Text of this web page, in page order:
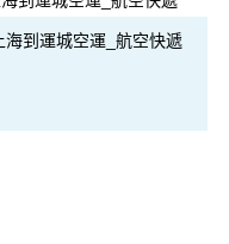
海到運城空運_航空快遞